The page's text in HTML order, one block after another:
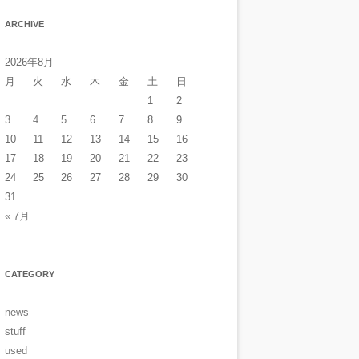
ARCHIVE
2026年8月
月
火 水 木 金 土
日
1
2
3
4 5 6 7 8
9
10
11 12 13 14 15
16
17
18 19 20 21 22
23
24
25 26 27 28 29
30
31
« 7月
CATEGORY
news
stuff
used